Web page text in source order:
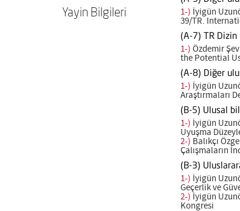
Yayin Bilgileri 1-) İyigün
39/TR.
(A-7) TR Dizin
1-) Özdemir
the Potential
(A-8) Diğer
1-) İyigün
Araştırmaları
(B-5) Ulusal
1-) İyigün
Uyuşma
2-) Balıkçı
Çalışmaların
(B-3)
1-) İyigün
Geçerlik ve
2-) İyigün
Kongresi